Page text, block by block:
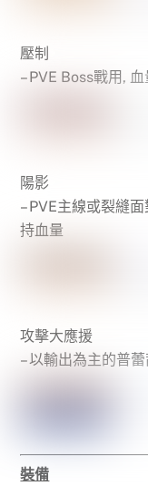
壓制
– PVE Boss戰用,
陽影
– PVE主線或裂縫
持血量
攻擊大應援
– 以輸出為主的普
裝備